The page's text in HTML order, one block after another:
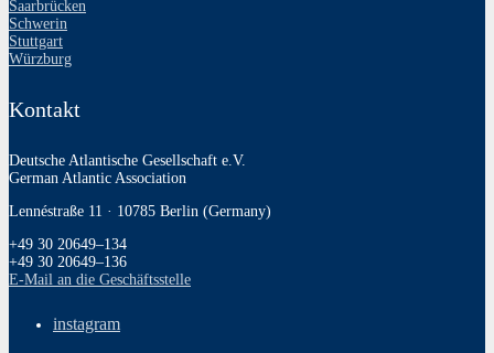
Saarbrücken
Schwerin
Stuttgart
Würzburg
Kontakt
Deutsche Atlantische Gesellschaft e.V.
German Atlantic Association
Lennéstraße 11 · 10785 Berlin (Germany)
+49 30 20649–134
+49 30 20649–136
E‑Mail an die Geschäftsstelle
instagram